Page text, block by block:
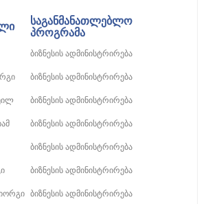
ᲡᲐᲒᲐᲜᲛᲐᲜᲐᲗᲚᲔᲑᲚᲝ
ᲞᲠᲝᲒᲠᲐᲛᲐ
ბიზნესის ადმინისტრირება
ბიზნესის ადმინისტრირება
ბიზნესის ადმინისტრირება
ბიზნესის ადმინისტრირება
ბიზნესის ადმინისტრირება
ბიზნესის ადმინისტრირება
ბიზნესის ადმინისტრირება